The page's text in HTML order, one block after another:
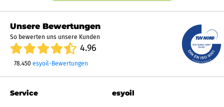
Unsere Bewertungen
So bewerten uns unsere Kunden
4.96
78.450 esyoil-Bewertungen
Service esyoil